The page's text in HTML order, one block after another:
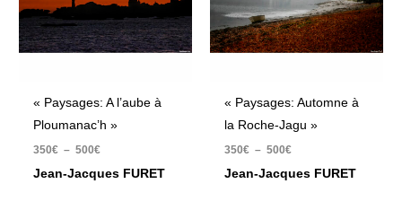
« Paysages: A l’aube à
Ploumanac’h »
350€ – 500€
Jean-Jacques FURET
« Paysages: Automne à
la Roche-Jagu »
350€ – 500€
Jean-Jacques FURET